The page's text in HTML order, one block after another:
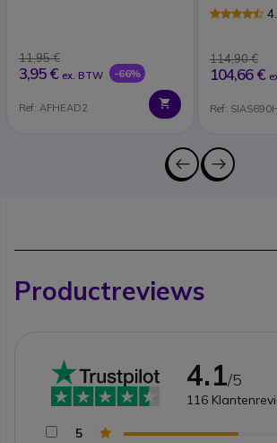
11,95 €
3,95 € ex. BTW -66%
Ref: AFHEAD2
headset
114,90 €
104,66 €
Ref:
Productreviews
4.1/5
116
5